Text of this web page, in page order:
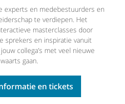
experts en medebestuurders en
te verdiepen. Het
masterclasses door
sprekers en inspiratie vanuit
collega’s met veel nieuwe
gaan.
en tickets